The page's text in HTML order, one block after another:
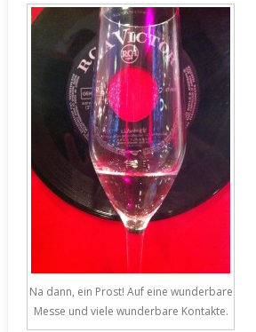
Na dann, ein Prost! Auf eine wunderbare
Messe und viele wunderbare Kontakte.